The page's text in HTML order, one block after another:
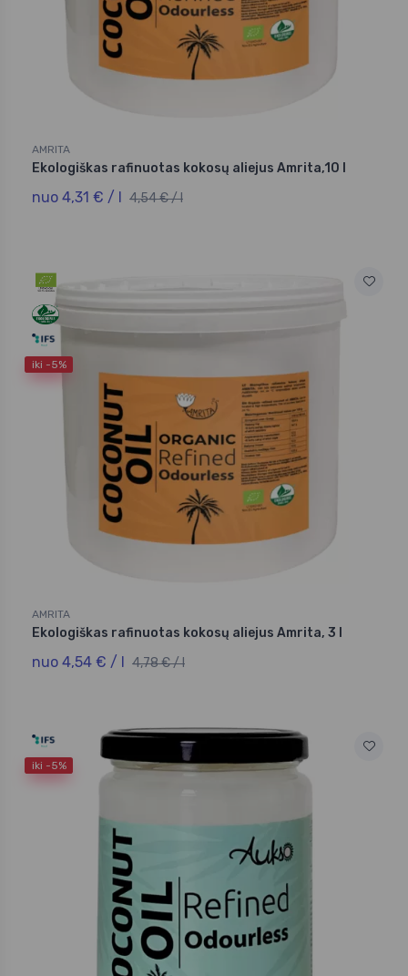
AMRITA
Ekologiškas rafinuotas kokosų aliejus Amrita,10 l
nuo 4,31 € / l 4,54 € / l
iki -5%
AMRITA
Ekologiškas rafinuotas kokosų aliejus Amrita, 3 l
nuo 4,54 € / l 4,78 € / l
iki -5%